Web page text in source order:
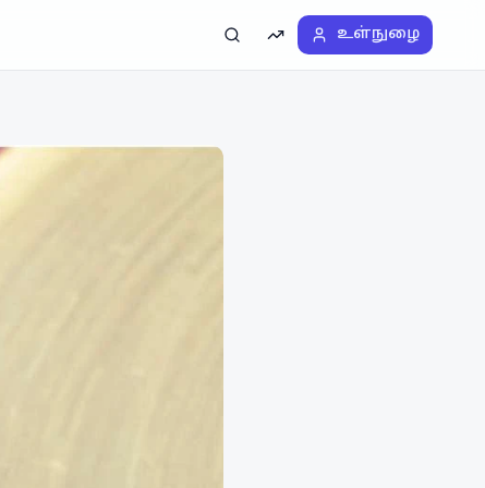
தேடல்டிரெண்டிங்உள்நுழை